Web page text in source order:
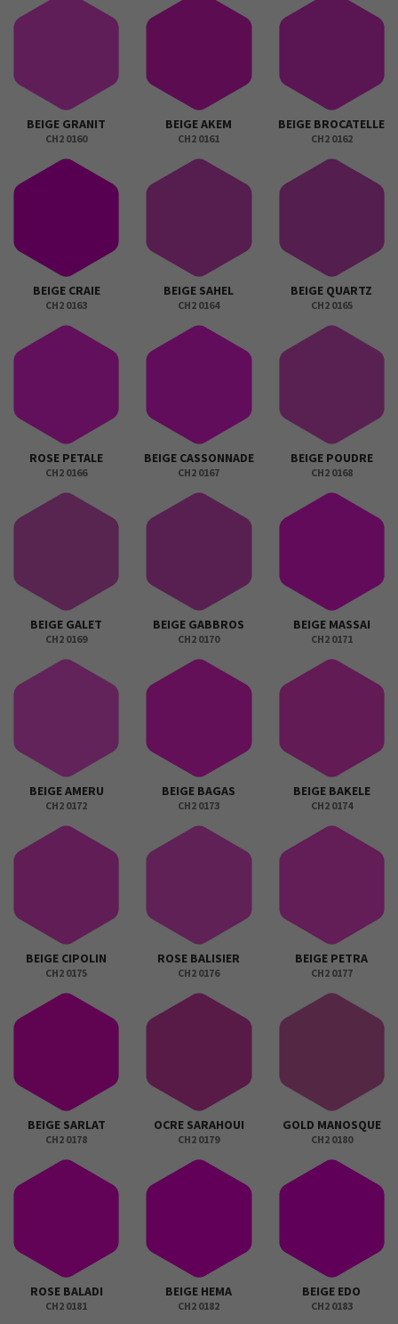
BEIGE GRANIT
CH2 0160
BEIGE AKEM
CH2 0161
BEIGE BROCATELLE
CH2 0162
BEIGE CRAIE
CH2 0163
BEIGE SAHEL
CH2 0164
BEIGE QUARTZ
CH2 0165
ROSE PETALE
CH2 0166
BEIGE CASSONNADE
CH2 0167
BEIGE POUDRE
CH2 0168
BEIGE GALET
CH2 0169
BEIGE GABBROS
CH2 0170
BEIGE MASSAI
CH2 0171
BEIGE AMERU
CH2 0172
BEIGE BAGAS
CH2 0173
BEIGE BAKELE
CH2 0174
BEIGE CIPOLIN
CH2 0175
ROSE BALISIER
CH2 0176
BEIGE PETRA
CH2 0177
BEIGE SARLAT
CH2 0178
OCRE SARAHOUI
CH2 0179
GOLD MANOSQUE
CH2 0180
ROSE BALADI
CH2 0181
BEIGE HEMA
CH2 0182
BEIGE EDO
CH2 0183